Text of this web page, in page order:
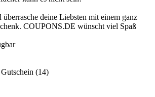
überrasche deine Liebsten mit einem ganz
COUPONS.DE wünscht viel Spaß
(14)